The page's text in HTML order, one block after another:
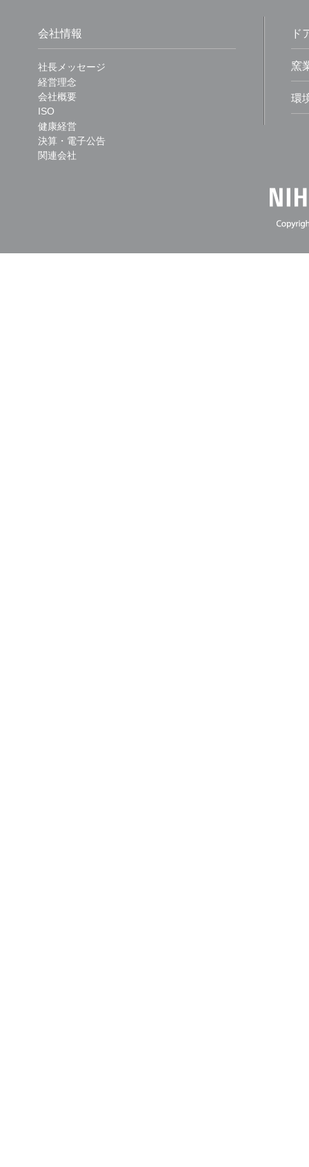
会社情報
社長メッセージ
経営理念
会社概要
ISO
健康経営
決算・電子公告
関連会社
ド
窯
環